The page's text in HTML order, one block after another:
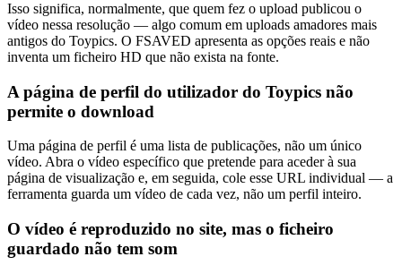
Isso significa, normalmente, que quem fez o upload publicou o
vídeo nessa resolução — algo comum em uploads amadores mais
antigos do Toypics. O FSAVED apresenta as opções reais e não
inventa um ficheiro HD que não exista na fonte.
A página de perfil do utilizador do Toypics não
permite o download
Uma página de perfil é uma lista de publicações, não um único
vídeo. Abra o vídeo específico que pretende para aceder à sua
página de visualização e, em seguida, cole esse URL individual — a
ferramenta guarda um vídeo de cada vez, não um perfil inteiro.
O vídeo é reproduzido no site, mas o ficheiro
guardado não tem som